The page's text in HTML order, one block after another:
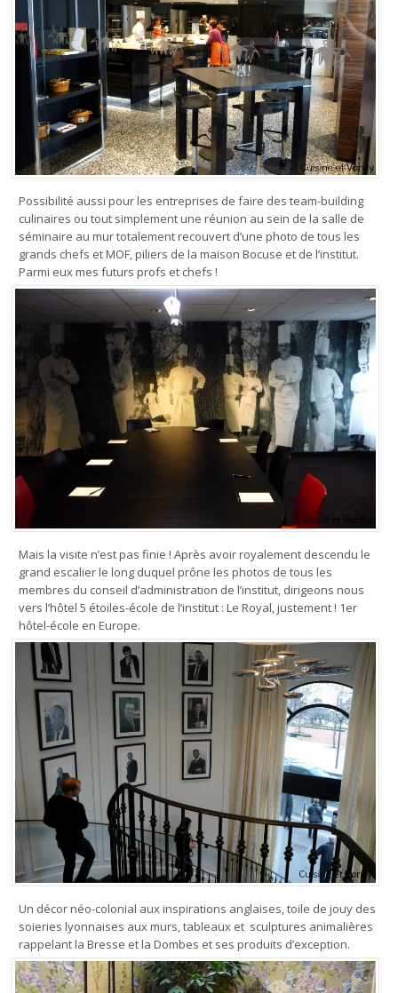
Possibilité aussi pour les entreprises de faire des team-building
culinaires ou tout simplement une réunion au sein de la salle de
séminaire au mur totalement recouvert d’une photo de tous les
grands chefs et MOF, piliers de la maison Bocuse et de l’institut.
Parmi eux mes futurs profs et chefs !
Mais la visite n’est pas finie ! Après avoir royalement descendu le
grand escalier le long duquel prône les photos de tous les
membres du conseil d’administration de l’institut, dirigeons nous
vers l’hôtel 5 étoiles-école de l’institut : Le Royal, justement ! 1er
hôtel-école en Europe.
Un décor néo-colonial aux inspirations anglaises, toile de jouy des
soieries lyonnaises aux murs, tableaux et sculptures animalières
rappelant la Bresse et la Dombes et ses produits d’exception.